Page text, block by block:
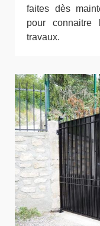
faites dès
pour
travaux.